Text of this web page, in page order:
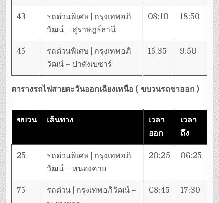
43
รถด่วนพิเศษ | กรุงเทพอภิ
วัฒน์ – สุราษฎร์ธานี
08:10 18:50
45
รถด่วนพิเศษ | กรุงเทพอภิ
วัฒน์ – ปาดังเบซาร์
15.35 9.50
ตารางรถไฟสายตะวันออกเฉียงเหนือ ( ขบวนรถขาออก )
ขบวน เส้นทาง
เวลา
ออก
เวลา
ถึง
25
รถด่วนพิเศษ | กรุงเทพอภิ
วัฒน์ – หนองคาย
20:25 06:25
75
รถด่วน | กรุงเทพอภิวัฒน์ –
08:45 17:30